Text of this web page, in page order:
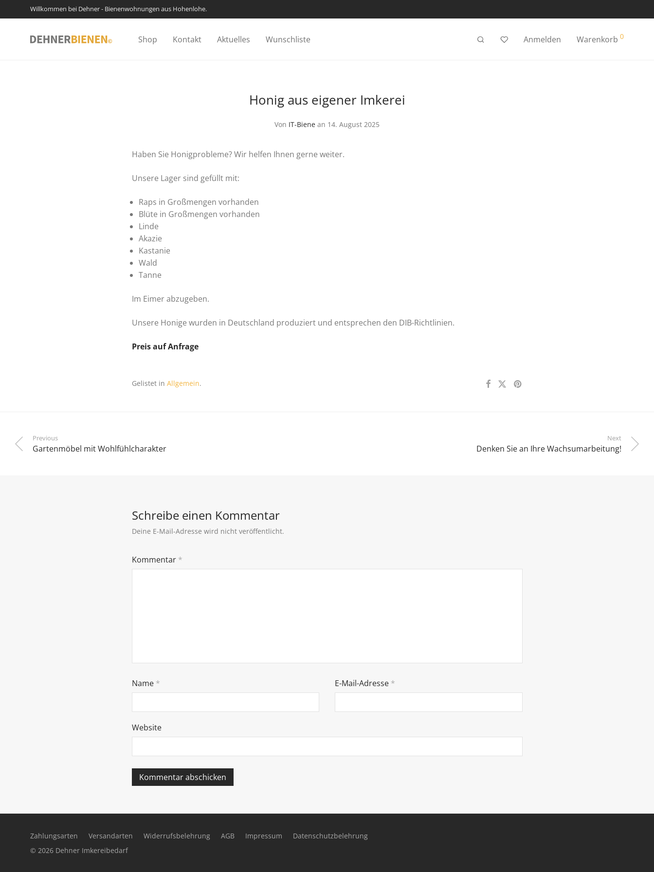
Willkommen bei Dehner - Bienenwohnungen aus Hohenlohe.
Shop Kontakt Aktuelles Wunschliste Anmelden Warenkorb 0
Honig aus eigener Imkerei
Von IT-Biene an 14. August 2025
Haben Sie Honigprobleme? Wir helfen Ihnen gerne weiter.
Unsere Lager sind gefüllt mit:
Raps in Großmengen vorhanden
Blüte in Großmengen vorhanden
Linde
Akazie
Kastanie
Wald
Tanne
Im Eimer abzugeben.
Unsere Honige wurden in Deutschland produziert und entsprechen den DIB-Richtlinien.
Preis auf Anfrage
Gelistet in Allgemein.
Previous
Gartenmöbel mit Wohlfühlcharakter
Next
Denken Sie an Ihre Wachsumarbeitung!
Schreibe einen Kommentar
Deine E-Mail-Adresse wird nicht veröffentlicht.
Kommentar *
Name * E-Mail-Adresse *
Website
Zahlungsarten Versandarten Widerrufsbelehrung AGB Impressum
Datenschutzbelehrung
© 2026 Dehner Imkereibedarf